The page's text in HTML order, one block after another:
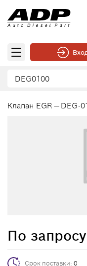
Клапан EGR — DEG-
По запросу
Срок поставки: 0